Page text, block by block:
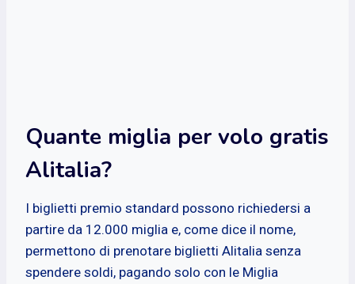
Quante miglia per volo gratis
Alitalia?
I biglietti premio standard possono richiedersi a
partire da 12.000 miglia e, come dice il nome,
permettono di prenotare biglietti Alitalia senza
spendere soldi, pagando solo con le Miglia